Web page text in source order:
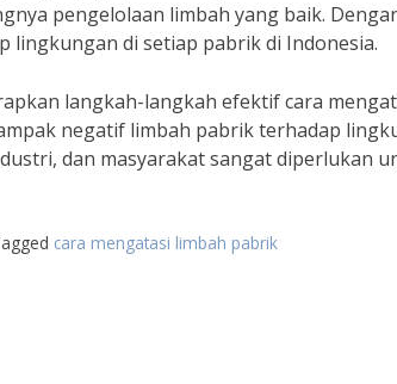
pengelolaan limbah yang baik.
lingkungan di setiap pabrik di Indonesia.
langkah-langkah efektif cara
negatif limbah pabrik terhadap
dan masyarakat sangat diperlukan
cara mengatasi limbah pabrik